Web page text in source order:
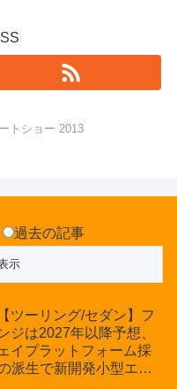
トショー 2013
過去の記事
ツーリング/セダン】フ
ジは2027年以降予想、
イプラットフォーム採
派生で新開発小型エン